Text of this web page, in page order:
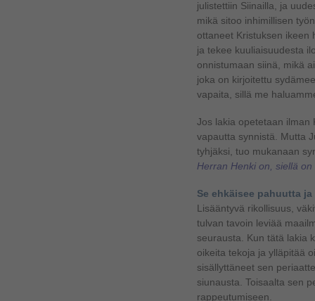
julistettiin Siinailla, ja
mikä sitoo inhimillisen
ottaneet Kristuksen ikeen
ja tekee kuuliaisuudesta
onnistumaan siinä, mikä
joka on kirjoitettu
vapaita, sillä me
Jos lakia opetetaan ilman
vapautta synnistä. Mutta
tyhjäksi, tuo mukanaan
Herran Henki on, siellä on
Se ehkäisee pahuutta
Lisääntyvä rikollisuus,
tulvan tavoin leviää
seurausta. Kun tätä lakia
oikeita tekoja ja ylläpitää
sisällyttäneet sen
siunausta. Toisaalta sen
rappeutumiseen.